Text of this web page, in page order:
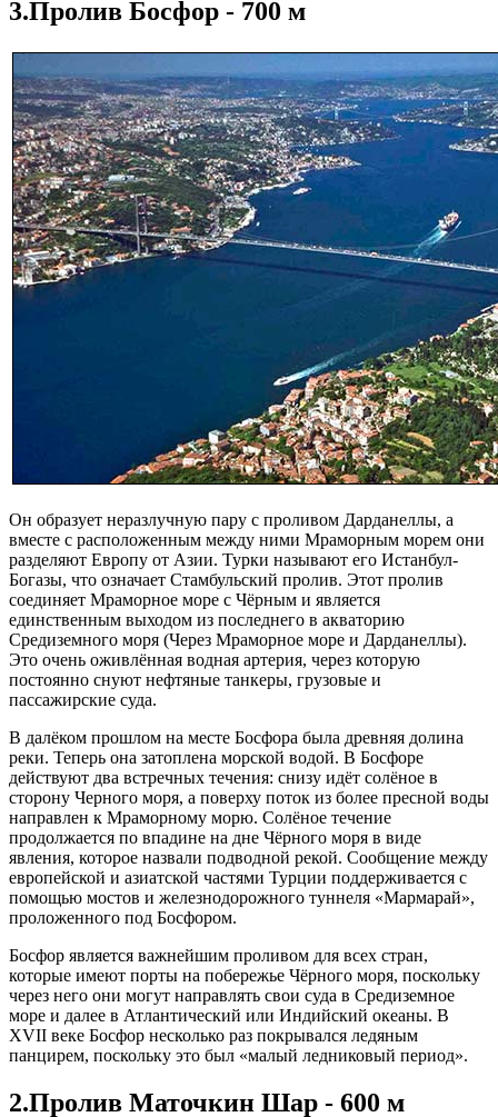
3.Пролив Босфор - 700 м
Он образует неразлучную пару с проливом Дарданеллы, а
вместе с расположенным между ними Мраморным морем они
разделяют Европу от Азии. Турки называют его Истанбул-
Богазы, что означает Стамбульский пролив. Этот пролив
соединяет Мраморное море с Чёрным и является
единственным выходом из последнего в акваторию
Средиземного моря (Через Мраморное море и Дарданеллы).
Это очень оживлённая водная артерия, через которую
постоянно снуют нефтяные танкеры, грузовые и
пассажирские суда.
В далёком прошлом на месте Босфора была древняя долина
реки. Теперь она затоплена морской водой. В Босфоре
действуют два встречных течения: снизу идёт солёное в
сторону Черного моря, а поверху поток из более пресной воды
направлен к Мраморному морю. Солёное течение
продолжается по впадине на дне Чёрного моря в виде
явления, которое назвали подводной рекой. Сообщение между
европейской и азиатской частями Турции поддерживается с
помощью мостов и железнодорожного туннеля «Мармарай»,
проложенного под Босфором.
Босфор является важнейшим проливом для всех стран,
которые имеют порты на побережье Чёрного моря, поскольку
через него они могут направлять свои суда в Средиземное
море и далее в Атлантический или Индийский океаны. В
XVII веке Босфор несколько раз покрывался ледяным
панцирем, поскольку это был «малый ледниковый период».
2.Пролив Маточкин Шар - 600 м